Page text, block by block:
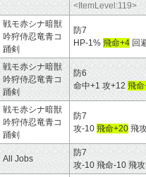
<ItemLevel:119>
戦モ赤シナ暗獣
吟狩侍忍竜青コ
踊剣
防7
HP-1% 飛命+4 回
戦モ赤シナ暗獣
吟狩侍忍竜青コ
踊剣
防6
命中+1 攻+12 飛
戦モ赤シナ暗獣
吟狩侍忍竜青コ
踊剣
防7
攻-10 飛命+20 飛
All Jobs
防7
攻-10 飛命-10 飛